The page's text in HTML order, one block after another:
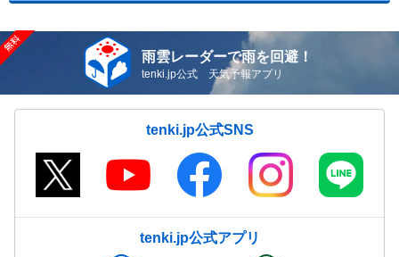
雨雲レーダーで雨を回避！
tenki.jp公式 天気予報アプリ
tenki.jp公式SNS
tenki.jp公式アプリ